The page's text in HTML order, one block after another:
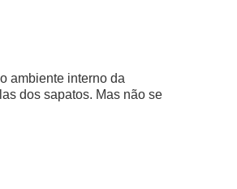
ambiente interno da
dos sapatos. Mas não se